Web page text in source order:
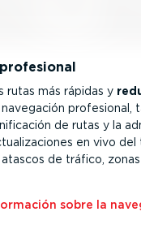
rutas más rápidas y
navegación profesional,
de rutas y la
en vivo
de tráfico,
sobre la